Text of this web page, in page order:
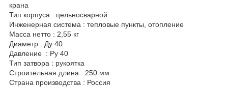
крана
Тип корпуса : цельносварной
Инженерная система : тепловые пункты, отопление
Масса нетто : 2,55 кг
Диаметр : Ду 40
Давление : Ру 40
Тип затвора : рукоятка
Строительная длина : 250 мм
Страна производства : Россия